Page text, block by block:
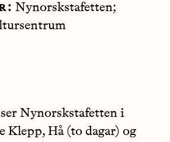
Nynorskstafetten;
Nynorskstafetten i
Klepp, Hå (to dagar) og